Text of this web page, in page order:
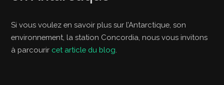
Si vous voulez en savoir plus sur l’Antarctique, son
environnement, la station Concordia, nous vous invitons
à parcourir cet article du blog